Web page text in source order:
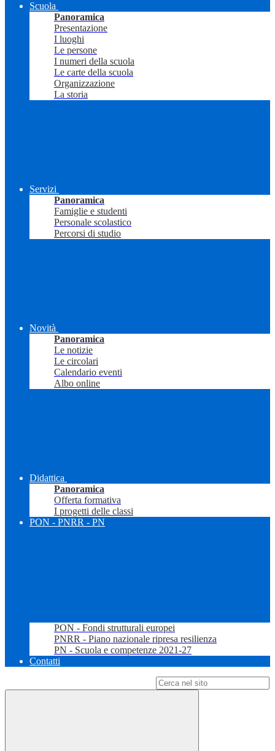
Scuola
Panoramica
Presentazione
I luoghi
Le persone
I numeri della scuola
Le carte della scuola
Organizzazione
La storia
Servizi
Panoramica
Famiglie e studenti
Personale scolastico
Percorsi di studio
Novità
Panoramica
Le notizie
Le circolari
Calendario eventi
Albo online
Didattica
Panoramica
Offerta formativa
I progetti delle classi
PON - PNRR - PN
PON - Fondi strutturali europei
PNRR - Piano nazionale ripresa resilienza
PN - Scuola e competenze 2021-27
Contatti